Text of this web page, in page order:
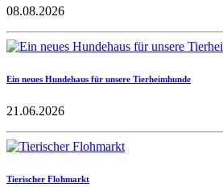
08.08.2026
Ein neues Hundehaus für unsere Tierheimhunde
21.06.2026
Tierischer Flohmarkt